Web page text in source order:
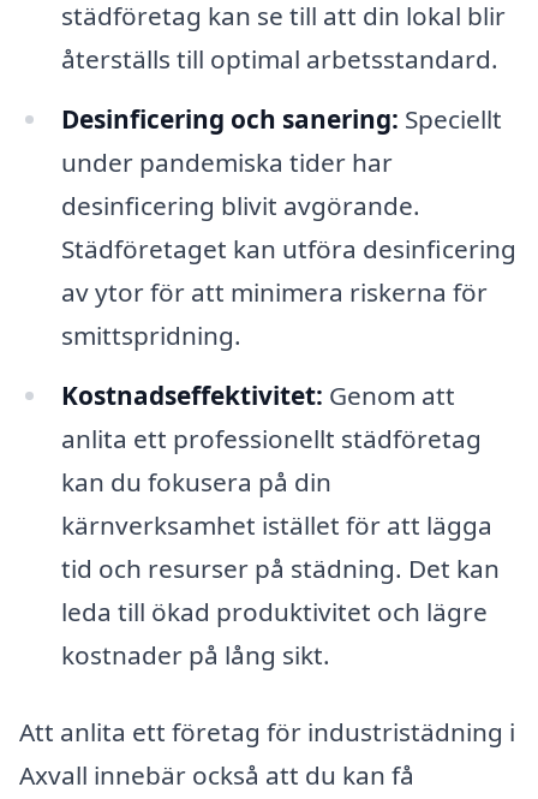
städföretag kan se till att din lokal blir
återställs till optimal arbetsstandard.
Desinficering och sanering: Speciellt
under pandemiska tider har
desinficering blivit avgörande.
Städföretaget kan utföra desinficering
av ytor för att minimera riskerna för
smittspridning.
Kostnadseffektivitet: Genom att
anlita ett professionellt städföretag
kan du fokusera på din
kärnverksamhet istället för att lägga
tid och resurser på städning. Det kan
leda till ökad produktivitet och lägre
kostnader på lång sikt.
Att anlita ett företag för industristädning i
Axvall innebär också att du kan få